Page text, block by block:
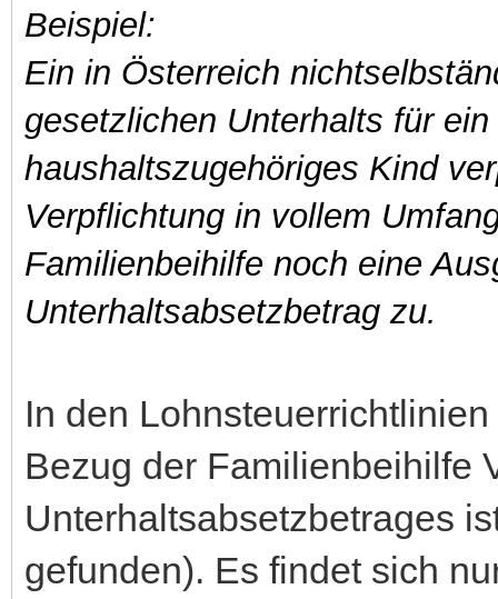
Beispiel:
Ein in Österreich
gesetzlichen Unterhalts für
haushaltszugehöriges Kind
Verpflichtung in vollem
Familienbeihilfe noch eine
Unterhaltsabsetzbetrag zu.
In den
Bezug der Familienbeihilfe
Unterhaltsabsetzbetrages
gefunden). Es findet sich